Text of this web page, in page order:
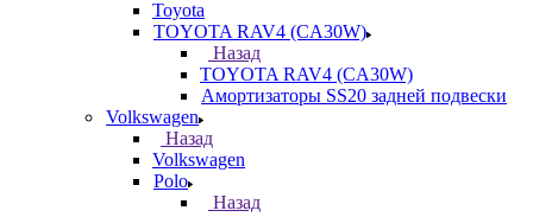
Toyota
TOYOTA RAV4 (CA30W)
Назад
TOYOTA RAV4 (CA30W)
Амортизаторы SS20 задней подвески
Volkswagen
Назад
Volkswagen
Polo
Назад